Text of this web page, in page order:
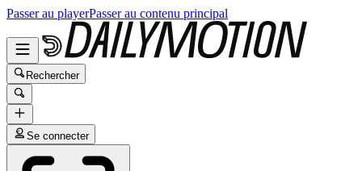
Passer au playerPasser au contenu principal
Rechercher
Se connecter